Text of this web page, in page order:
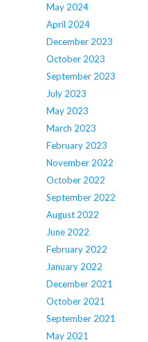
May 2024
April 2024
December 2023
October 2023
September 2023
July 2023
May 2023
March 2023
February 2023
November 2022
October 2022
September 2022
August 2022
June 2022
February 2022
January 2022
December 2021
October 2021
September 2021
May 2021